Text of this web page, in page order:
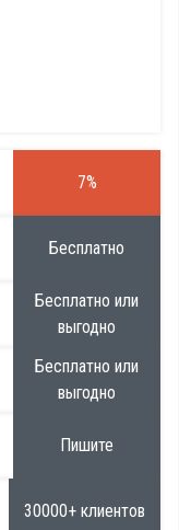
7%
Бесплатно
Бесплатно или
выгодно
Бесплатно или
выгодно
Пишите
30000+ клиентов